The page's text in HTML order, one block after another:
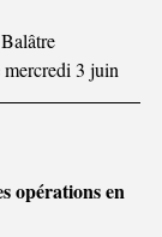
3 juin
opérations en